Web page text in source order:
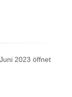
2023 öffnet